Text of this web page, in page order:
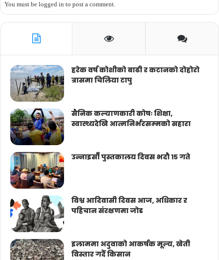
You must be logged in to post a comment.
हरेक वर्ष कोशीको बाढी र कटानको दोहोरो
त्रासमा चिलिया टापु
सैनिक कल्याणकारी कोषः शिक्षा,
स्वास्थ्यदेखि आत्मनिर्भरसम्मको सहारा
उन्नाइसौँ पुस्तकालय दिवस भदौ १५ गते
विश्व आदिवासी दिवस आज, अधिकार र
पहिचान संरक्षणमा जोड
इलाममा अदुवाको आकर्षक मूल्य, खेती
विस्तार गर्दै किसान